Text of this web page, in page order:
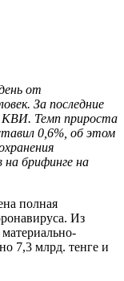
от
За последние
КВИ. Темп прироста
0,6%, об этом
на брифинге на
полная
Из
7,3 млрд. тенге и